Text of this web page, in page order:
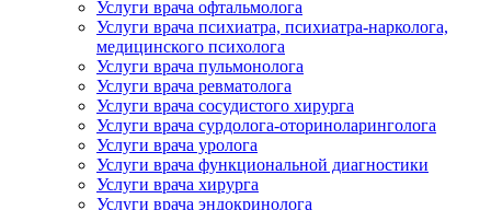
Услуги врача офтальмолога
Услуги врача психиатра, психиатра-нарколога,
медицинского психолога
Услуги врача пульмонолога
Услуги врача ревматолога
Услуги врача сосудистого хирурга
Услуги врача сурдолога-оториноларинголога
Услуги врача уролога
Услуги врача функциональной диагностики
Услуги врача хирурга
Услуги врача эндокринолога